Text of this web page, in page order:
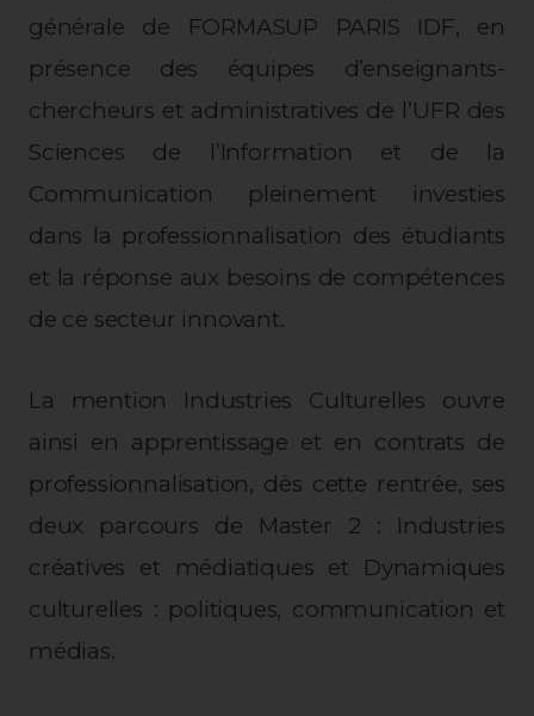
générale de FORMASUP PARIS IDF, en
présence des équipes d’enseignants-
chercheurs et administratives de l’UFR des
Sciences de l’Information et de la
Communication pleinement investies
dans la professionnalisation des étudiants
et la réponse aux besoins de compétences
de ce secteur innovant.
La mention Industries Culturelles ouvre
ainsi en apprentissage et en contrats de
professionnalisation, dès cette rentrée, ses
deux parcours de Master 2 : Industries
créatives et médiatiques et Dynamiques
culturelles : politiques, communication et
médias.